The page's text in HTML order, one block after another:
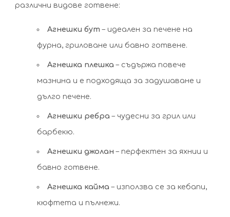
различни видове готвене:
Агнешки бут – идеален за печене на
фурна, гриловане или бавно готвене.
Агнешка плешка – съдържа повече
мазнина и е подходяща за задушаване и
дълго печене.
Агнешки ребра – чудесни за грил или
барбекю.
Агнешки джолан – перфектен за яхнии и
бавно готвене.
Агнешка кайма – използва се за кебапи,
кюфтета и пълнежи.